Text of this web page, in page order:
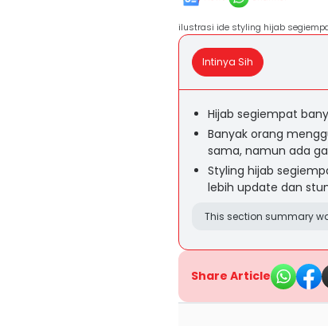
ilustrasi ide styling hijab
Intinya Sih
Hijab segiempat
Banyak orang
sama, namun ada
Styling hijab
lebih update dan
This section summary
Share Article